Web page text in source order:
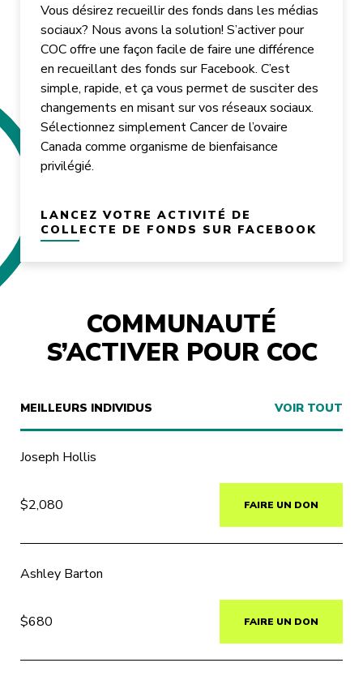
Vous désirez recueillir des fonds dans les médias
sociaux? Nous avons la solution! S’activer pour
COC offre une façon facile de faire une différence
en recueillant des fonds sur Facebook. C’est
simple, rapide, et ça vous permet de susciter des
changements en misant sur vos réseaux sociaux.
Sélectionnez simplement Cancer de l’ovaire
Canada comme organisme de bienfaisance
privilégié.
LANCEZ VOTRE ACTIVITÉ DE
COLLECTE DE FONDS SUR FACEBOOK
COMMUNAUTÉ
S’ACTIVER POUR COC
MEILLEURS INDIVIDUS VOIR TOUT
Joseph Hollis
$2,080 FAIRE UN DON
Ashley Barton
$680 FAIRE UN DON